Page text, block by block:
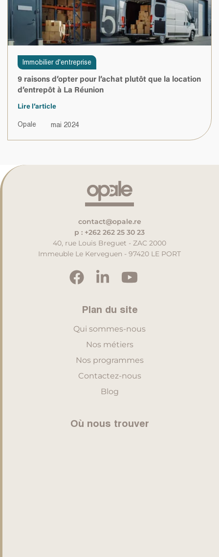
Immobilier d'entreprise
9 raisons d’opter pour l’achat plutôt que la location
d’entrepôt à La Réunion
Lire l’article
Opale mai 2024
contact@opale.re
p : +262 262 25 30 23
40, rue Louis Breguet - ZAC 2000
Immeuble Le Kerveguen - 97420 LE PORT
Plan du site
Qui sommes-nous
Nos métiers
Nos programmes
Contactez-nous
Blog
Où nous trouver